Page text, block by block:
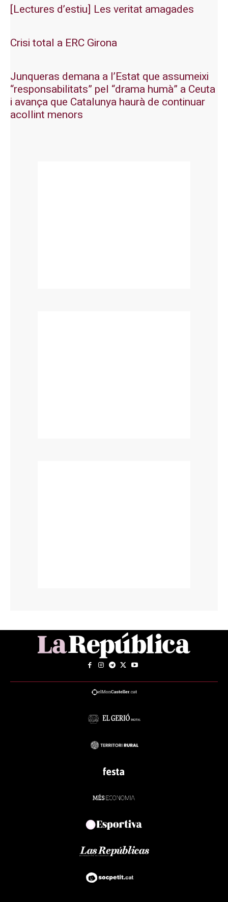
[Lectures d’estiu] Les veritat amagades
Crisi total a ERC Girona
Junqueras demana a l’Estat que assumeixi
“responsabilitats” pel “drama humà” a Ceuta
i avança que Catalunya haurà de continuar
acollint menors